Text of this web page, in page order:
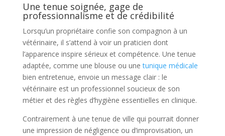
Une tenue soignée, gage de
professionnalisme et de crédibilité
Lorsqu’un propriétaire confie son compagnon à un
vétérinaire, il s’attend à voir un praticien dont
l’apparence inspire sérieux et compétence. Une tenue
adaptée, comme une blouse ou unetunique médicale
bien entretenue, envoie un message clair : le
vétérinaire est un professionnel soucieux de son
métier et des règles d’hygiène essentielles en clinique.
Contrairement à une tenue de ville qui pourrait donner
une impression de négligence ou d’improvisation, un